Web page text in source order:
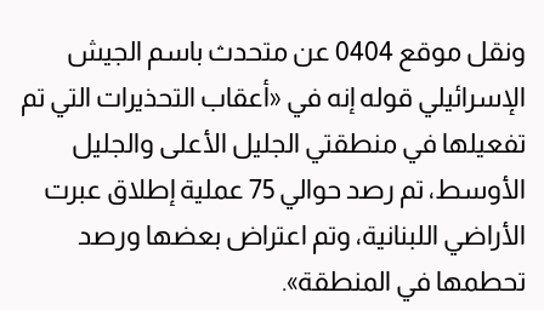
ونقل موقع 0404 عن متحدث باسم الجيش
الإسرائيلي قوله إنه في «أعقاب التحذيرات التي تم
تفعيلها في منطقتي الجليل الأعلى والجليل
الأوسط، تم رصد حوالي 75 عملية إطلاق عبرت
الأراضي اللبنانية، وتم اعتراض بعضها ورصد
تحطمها في المنطقة».